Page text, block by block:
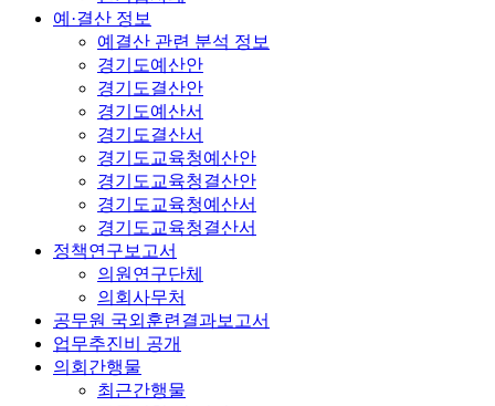
예·결산 정보
예결산 관련 분석 정보
경기도예산안
경기도결산안
경기도예산서
경기도결산서
경기도교육청예산안
경기도교육청결산안
경기도교육청예산서
경기도교육청결산서
정책연구보고서
의원연구단체
의회사무처
공무원 국외훈련결과보고서
업무추진비 공개
의회간행물
최근간행물